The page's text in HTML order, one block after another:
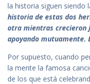
la historia siguen siendo
historia de estas dos
otra mientras crecieron
apoyando mutuamente.
Por supuesto, cuando
la mente la famosa
de los que está